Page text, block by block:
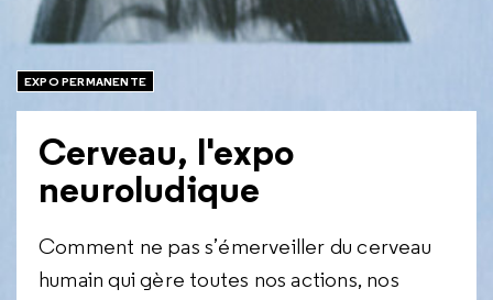
EXPO PERMANENTE
Cerveau, l'expo
neuroludique
Comment ne pas s’émerveiller du cerveau
humain qui gère toutes nos actions, nos